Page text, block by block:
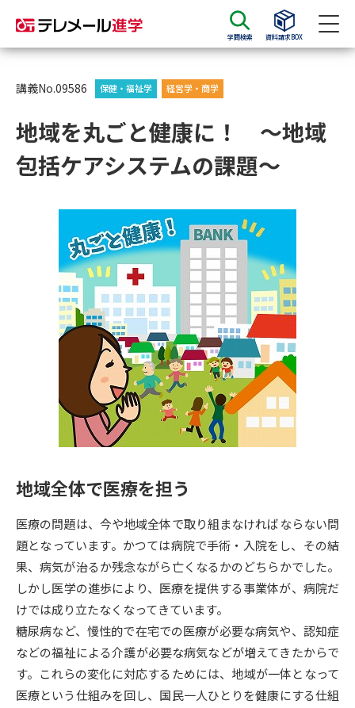
学問検索 資料請求BOX
資料請求
大学・短大の資料種類から請求
総合型選抜・学校推薦型選抜 募
集要項＆願書
大学入学共通テスト利用選抜の
募集要項＆願書
過去問題集
大学・短大以外の資料から請求
専門学校の資料請求 大学院の資料請求
留学・進学関連、塾・予備校
大学入学共通テスト「受験案
内」の請求
大学入学共通テスト「受験上の
配慮案内」の請求
高等学校卒業程度認定試験
幼稚園教員資格認定試験
高等学校（情報）教員資格認定
試験
大学研究 大学検索
大学で学べる内容や特徴を調べる
新増設大学・学部・学科特集
国際・グローバルに強い大学特
講義No.09586 保健・福祉学 経営学・商学
地域を丸ごと健康に！ ～地域
包括ケアシステムの課題～
地域全体で医療を担う
医療の問題は、今や地域全体で取り組まなければならない問
題となっています。かつては病院で手術・入院をし、その結
果、病気が治るか残念ながら亡くなるかのどちらかでした。
しかし医学の進歩により、医療を提供する事業体が、病院だ
けでは成り立たなくなってきています。
糖尿病など、慢性的で在宅での医療が必要な病気や、認知症
などの福祉による介護が必要な病気などが増えてきたからで
す。これらの変化に対応するためには、地域が一体となって
医療という仕組みを回し、国民一人ひとりを健康にする仕組